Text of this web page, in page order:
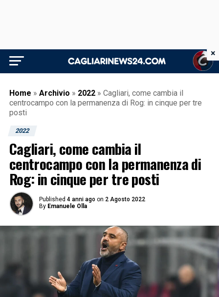
Home » Archivio » 2022 » Cagliari, come cambia il
centrocampo con la permanenza di Rog: in cinque per tre
posti
2022
Cagliari, come cambia il
centrocampo con la permanenza di
Rog: in cinque per tre posti
Published 4 anni ago on 2 Agosto 2022
By Emanuele Olla
×